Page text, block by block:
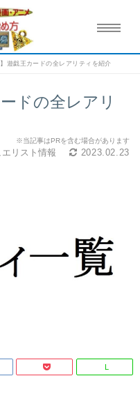
】遊戯王カードの全レアリティを紹介
ドの全レアリ
※当記事はPRを含む場合があります
エリスト情報 2023.02.23
L